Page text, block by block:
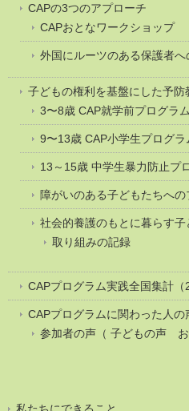
CAPの3つのアプローチ
CAPおとなワークショップ
外国にルーツのある保護者
子どもの権利を基盤にした予防
3〜8歳 CAP就学前プログラム
9〜13歳 CAP小学生プログラ
13～15歳 中学生暴力防止プ
障がいのある子どもたちへの
社会的養護のもとに暮らす
取り組みの記録
CAPプログラム実践全国集計（
CAPプログラムに関わった人の
参加者の声（ 子どもの声 お